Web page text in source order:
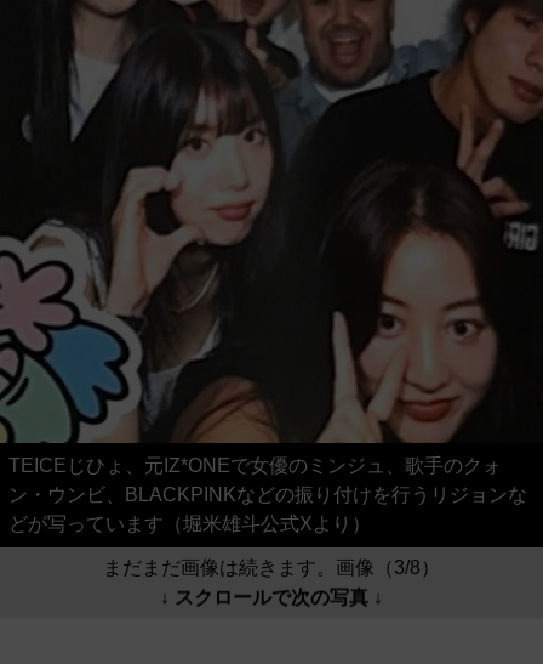
TEICEじひょ、元IZ*ONEで女優のミンジュ、歌手のクォ
ン・ウンビ、BLACKPINKなどの振り付けを行うリジョンな
どが写っています（堀米雄斗公式Xより）
まだまだ画像は続きます。画像（3/8）
↓ スクロールで次の写真 ↓